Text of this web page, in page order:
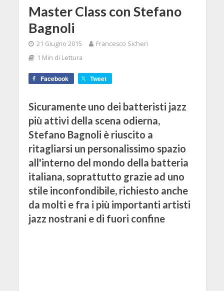
Master Class con Stefano
Bagnoli
21 Giugno 2015
Francesco Sicheri
1 Min di Lettura
Facebook Tweet
Sicuramente uno dei batteristi jazz
più attivi della scena odierna,
Stefano Bagnoli è riuscito a
ritagliarsi un personalissimo spazio
all'interno del mondo della batteria
italiana, soprattutto grazie ad uno
stile inconfondibile, richiesto anche
da molti e fra i più importanti artisti
jazz nostrani e di fuori confine